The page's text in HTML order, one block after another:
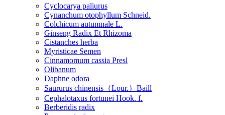
Cyclocarya paliurus
Cynanchum otophyllum Schneid.
Colchicum autumnale L.
Ginseng Radix Et Rhizoma
Cistanches herba
Myristicae Semen
Cinnamomum cassia Presl
Olibanum
Daphne odora
Saururus chinensis（Lour.）Baill
Cephalotaxus fortunei Hook. f.
Berberidis radix